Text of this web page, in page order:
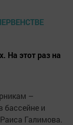
На этот раз на
–
бассейне и
Галимова.